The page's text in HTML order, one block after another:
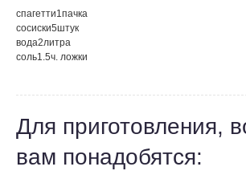
спагетти1 пачка
сосиски5штук
вода2литра
соль1.5ч. ложки
Для приготовления,
вам понадобятся: